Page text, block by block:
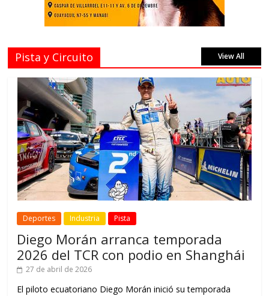
Pista y Circuito View All
Deportes Industria Pista
Diego Morán arranca temporada
2026 del TCR con podio en Shanghái
27 de abril de 2026
El piloto ecuatoriano Diego Morán inició su temporada